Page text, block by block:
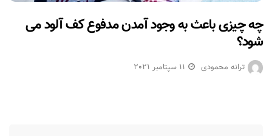
چه چیزی باعث به وجود آمدن مدفوع کف آلود می
شود؟
ترانه محمودی 11 سپتامبر 2021